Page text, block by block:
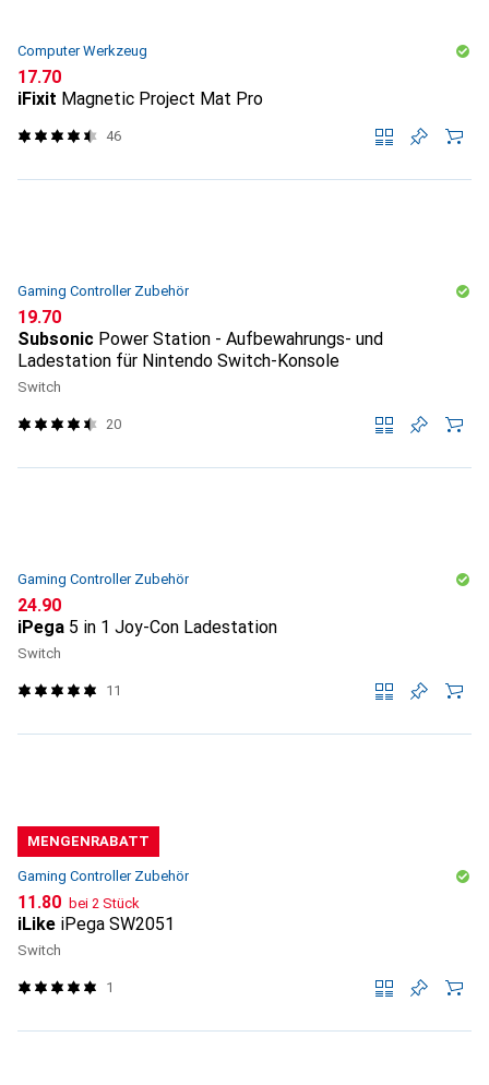
Computer Werkzeug
CHF
17.70
iFixit Magnetic Project Mat Pro
46
Gaming Controller Zubehör
CHF
19.70
Subsonic Power Station - Aufbewahrungs- und
Ladestation für Nintendo Switch-Konsole
Switch
20
Gaming Controller Zubehör
CHF
24.90
iPega 5 in 1 Joy-Con Ladestation
Switch
11
MENGENRABATT
Gaming Controller Zubehör
CHF
11.80 bei 2 Stück
iLike iPega SW2051
Switch
1